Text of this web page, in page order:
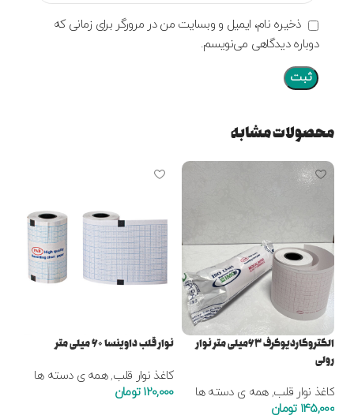
ذخیره نام، ایمیل و وبسایت من در مرورگر برای زمانی که
دوباره دیدگاهی می‌نویسم.
محصولات مشابه
الکتروکاردیوگرف ۶۳میلی متر نوار
رولی
کاغذ نوار قلب,همه ی دسته ها
145,000 تومان
نوار قلب داوینسا ۶۰ میلی متر
کاغذ نوار قلب,همه ی دسته ها
120,000 تومان